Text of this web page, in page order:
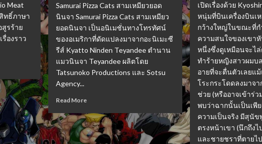
Meat
ทธิ์ภาษา
สูรร้าย
รื่องราว
Samurai Pizza Cats สามเหมียวยอด
นินจา Samurai Pizza Cats สามเหมียว
ยอดนินจา เป็นอนิเมชั่นทางโทรทัศน์
ของอเมริกาที่ดัดแปลงมาจากอะนิเมะซี
รีส์ Kyatto Ninden Teyandee ตำนาน
แมวนินจา Teyandee ผลิตโดย
Tatsunoko Productions และ Sotsu
Agency...
Read More
เปิดเรื่องด้วย
หนุ่มที่บินเครื่องบินเ
กว้างใหญ่ในขณะที่ก
ความสนใจของเขา
หนึ่งซึ่งดูเหมือนจะไ
ทำร้ายหญิงสาวผมบ
อายที่จะตื่นตัวเลยแ
โระกระโดดลงมาจา
ช่วย (หรืออาจเข้าร่ว
พบว่าฉากนั้นเป็นเพี
ความเป็นจริง มีสุนั
ตรงหน้าเขา (นึกถึง
และชายชราที่ตายไ